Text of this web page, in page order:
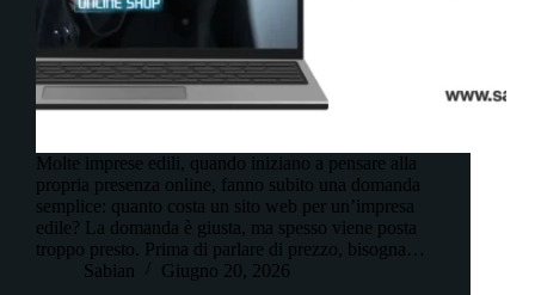
Molte imprese edili, quando iniziano a pensare alla
propria presenza online, fanno subito una domanda
semplice: quanto costa un sito web per un’impresa
edile? La domanda è giusta, ma spesso viene posta
troppo presto. Prima di parlare di prezzo, bisogna…
Sabian
Giugno 20, 2026